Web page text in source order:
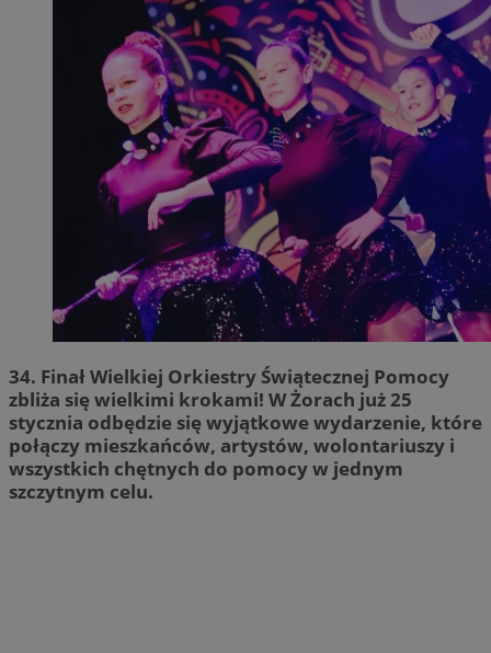
34. Finał Wielkiej Orkiestry Świątecznej Pomocy
zbliża się wielkimi krokami! W Żorach już 25
stycznia odbędzie się wyjątkowe wydarzenie, które
połączy mieszkańców, artystów, wolontariuszy i
wszystkich chętnych do pomocy w jednym
szczytnym celu.